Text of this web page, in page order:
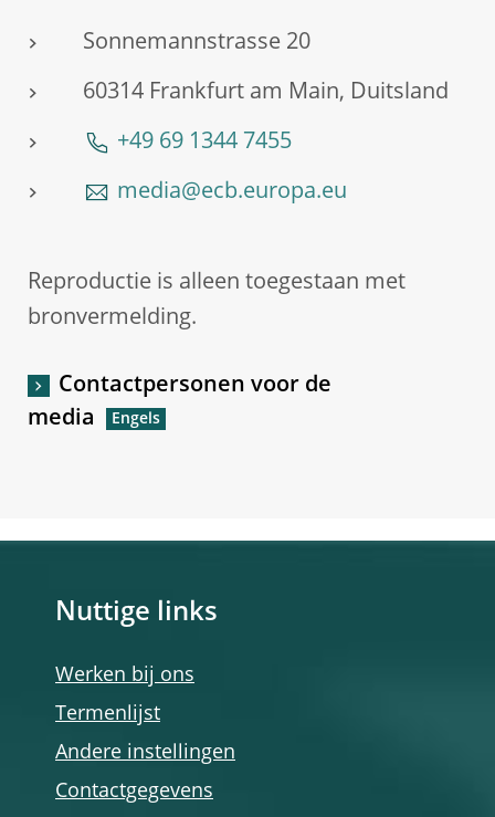
Sonnemannstrasse 20
60314 Frankfurt am Main, Duitsland
+49 69 1344 7455
media@ecb.europa.eu
Reproductie is alleen toegestaan met
bronvermelding.
Contactpersonen voor de
media
Nuttige links
Werken bij ons
Termenlijst
Andere instellingen
Contactgegevens